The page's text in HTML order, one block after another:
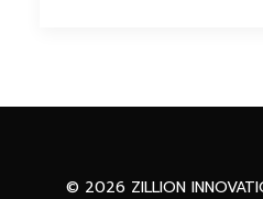
© 2026 ZILLION